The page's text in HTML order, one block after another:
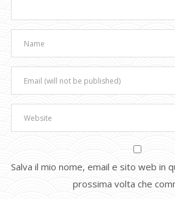
Salva il mio nome, email e sito web in
prossima volta che